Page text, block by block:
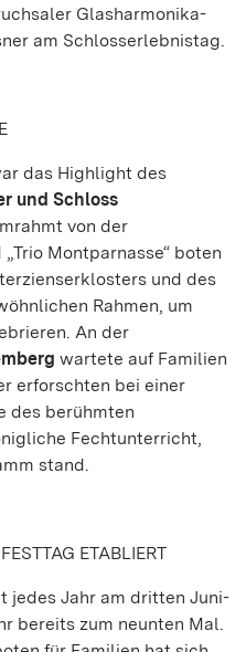
Glasharmonika-
am Schlosserlebnistag.
das Highlight des
und Schloss
von der
Montparnasse“ boten
und des
Rahmen, um
An der
wartete auf Familien
erforschten bei einer
des berühmten
Fechtunterricht,
stand.
ETABLIERT
jedes Jahr am dritten Juni-
bereits zum neunten Mal.